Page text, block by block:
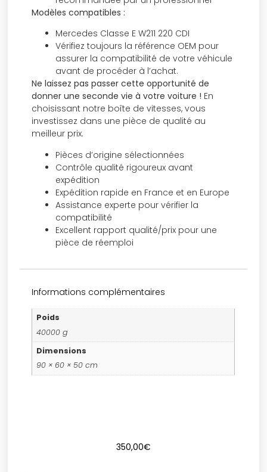
Modèles compatibles :
Mercedes Classe E W211 220 CDI
Vérifiez toujours la référence OEM pour
assurer la compatibilité de votre véhicule
avant de procéder à l’achat.
Ne laissez pas passer cette opportunité de
donner une seconde vie à votre voiture ! En
choisissant notre boîte de vitesses, vous
investissez dans une pièce de qualité au
meilleur prix.
Pièces d’origine sélectionnées
Contrôle qualité rigoureux avant
expédition
Expédition rapide en France et en Europe
Assistance experte pour vérifier la
compatibilité
Excellent rapport qualité/prix pour une
pièce de réemploi
Informations complémentaires
Poids
40000 g
Dimensions
90 × 60 × 50 cm
350,00€